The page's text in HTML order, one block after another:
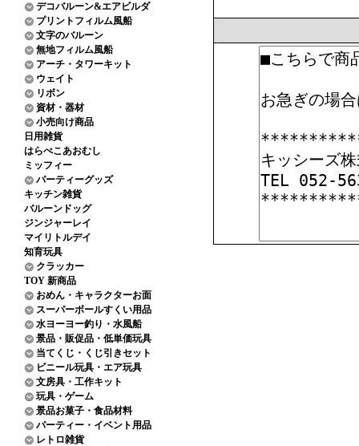
デコバルーン&エアビルダ
プリントフィルム風船
文字のバルーン
無地フィルム風船
アーチ・タワーキット
ウェイト
リボン
資材・器材
小売向け商品
日用雑貨
はらぺこあおむし
ミッフィー
パーティーグッズ
キッチン雑貨
バルーンドッグ
ジンジャーレイ
マイリトルデイ
知育玩具
クラッカー
TOY 新商品
おめん・キャラクターお面
スーパーボールすくい用品
水ヨーヨー釣り・水風船
景品・販促品・低単価玩具
当てくじ・くじ引きセット
ビニール玩具・エア玩具
文房具・工作キット
玩具・ゲーム
景品お菓子・食品材料
パーティー・イベント用品
レトロ雑貨